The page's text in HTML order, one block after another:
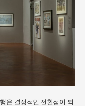
은 결정적인 전환점이 되